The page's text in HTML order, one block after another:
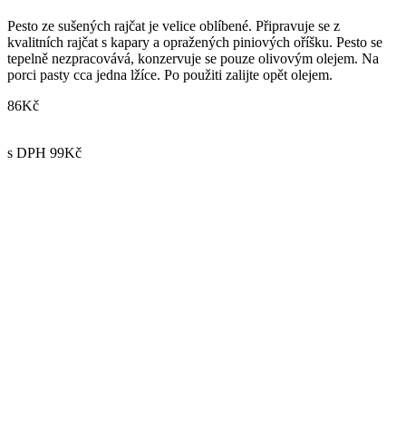
Pesto ze sušených rajčat je velice oblíbené. Připravuje se z
kvalitních rajčat s kapary a opražených piniových oříšku. Pesto se
tepelně nezpracovává, konzervuje se pouze olivovým olejem. Na
porci pasty cca jedna lžíce. Po použiti zalijte opět olejem.
86Kč
s DPH 99Kč